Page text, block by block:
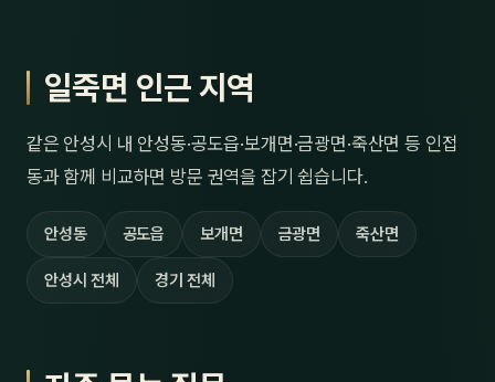
일죽면 인근 지역
같은 안성시 내 안성동·공도읍·보개면·금광면·죽산면 등 인접
동과 함께 비교하면 방문 권역을 잡기 쉽습니다.
안성동 공도읍 보개면 금광면 죽산면
안성시 전체 경기 전체